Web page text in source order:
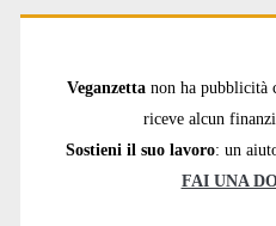
Veganzetta non ha pubblicità
riceve alcun
Sostieni il suo lavoro: un
FAI UNA